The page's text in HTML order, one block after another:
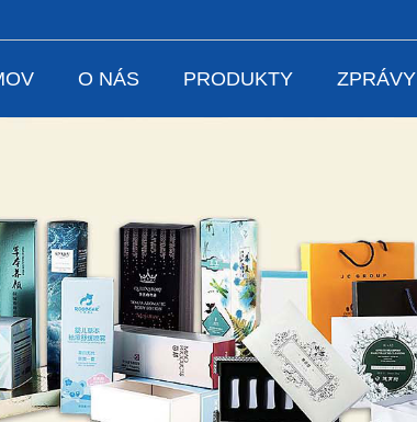
O NÁS PRODUKTY ZPRÁVY